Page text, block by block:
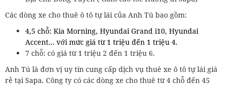
Các dòng xe cho thuê ô tô tự lái của Anh Tú bao gồm:
4,5 chỗ: Kia Morning, Hyundai Grand i10, Hyundai
Accent… với mức giá từ 1 triệu đến 1 triệu 4.
7 chỗ: có giá từ 1 triệu 2 đến 1 triệu 6.
Anh Tú là đơn vị uy tín cung cấp dịch vụ thuê xe ô tô tự lái giá
rẻ tại Sapa. Công ty có các dòng xe cho thuê từ 4 chỗ đến 45